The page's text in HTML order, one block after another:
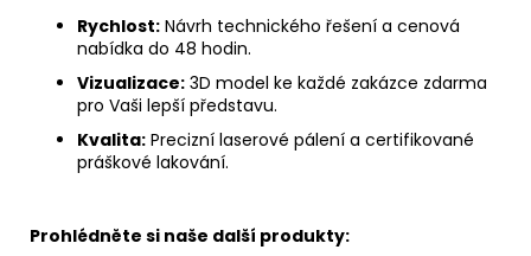
Rychlost: Návrh technického řešení a cenová
nabídka do 48 hodin.
Vizualizace: 3D model ke každé zakázce zdarma
pro Vaši lepší představu.
Kvalita: Precizní laserové pálení a certifikované
práškové lakování.
Prohlédněte si naše další produkty: